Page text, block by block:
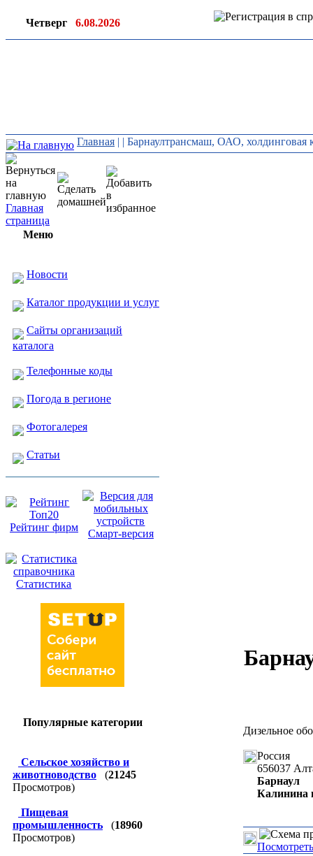
Четверг 6.08.2026
Главная | | Барнаултрансмаш, ОАО, холдинговая
Главная
страница
Меню
Новости
Каталог продукции и услуг
Сайты организаций
каталога
Телефонные коды
Погода в регионе
Фотогалерея
Статьи
Рейтинг фирм
Смарт-версия
Статистика
Популярные категории
Сельское хозяйство и
животноводство
(21245
Просмотров)
Пищевая
промышленность
(18960
Просмотров)
Дизельное
Россия
656037
Барнаул
Калинина